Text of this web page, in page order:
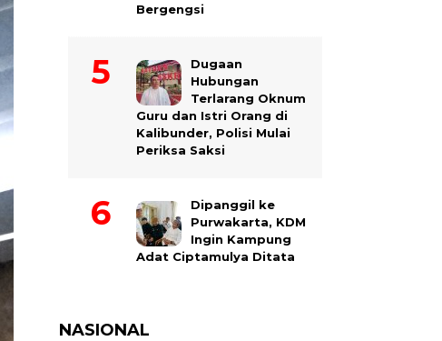
Bergengsi
Dugaan
Hubungan
Terlarang Oknum
Guru dan Istri Orang di
Kalibunder, Polisi Mulai
Periksa Saksi
Dipanggil ke
Purwakarta, KDM
Ingin Kampung
Adat Ciptamulya Ditata
NASIONAL